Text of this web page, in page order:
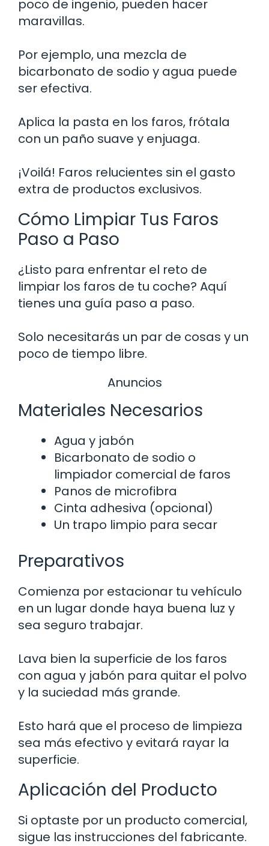
poco de ingenio, pueden hacer
maravillas.
Por ejemplo, una mezcla de
bicarbonato de sodio y agua puede
ser efectiva.
Aplica la pasta en los faros, frótala
con un paño suave y enjuaga.
¡Voilá! Faros relucientes sin el gasto
extra de productos exclusivos.
Cómo Limpiar Tus Faros
Paso a Paso
¿Listo para enfrentar el reto de
limpiar los faros de tu coche? Aquí
tienes una guía paso a paso.
Solo necesitarás un par de cosas y un
poco de tiempo libre.
Anuncios
Materiales Necesarios
Agua y jabón
Bicarbonato de sodio o
limpiador comercial de faros
Panos de microfibra
Cinta adhesiva (opcional)
Un trapo limpio para secar
Preparativos
Comienza por estacionar tu vehículo
en un lugar donde haya buena luz y
sea seguro trabajar.
Lava bien la superficie de los faros
con agua y jabón para quitar el polvo
y la suciedad más grande.
Esto hará que el proceso de limpieza
sea más efectivo y evitará rayar la
superficie.
Aplicación del Producto
Si optaste por un producto comercial,
sigue las instrucciones del fabricante.